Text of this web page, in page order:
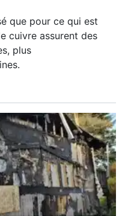
que pour ce qui est
cuivre assurent des
plus